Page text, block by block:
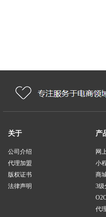
关于
公司介绍
代理加盟
版权证书
法律声明
产
网
小
商
3级
代